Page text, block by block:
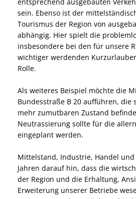
sein. Ebenso ist der
Tourismus der Region von
abhängig. Hier spielt die
insbesondere bei den für unsere
wichtiger werdenden
Rolle.
Als weiteres Beispiel möchte die
Bundesstraße B 20 aufführen, die
mehr zumutbaren Zustand
Neutrassierung sollte für die
eingeplant werden.
Mittelstand, Industrie, Handel und
Jahren darauf hin, dass die
der Region und die Erhaltung,
Erweiterung unserer Betriebe